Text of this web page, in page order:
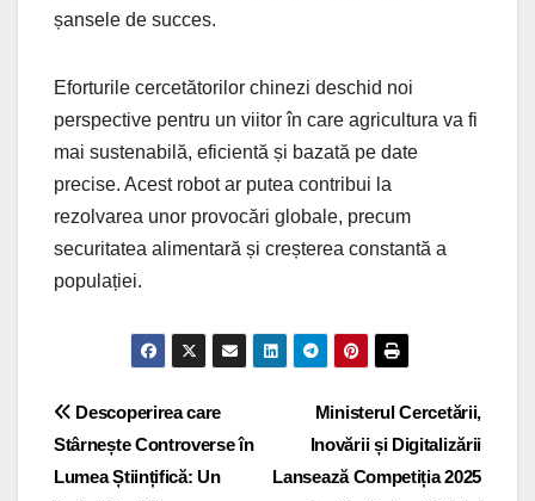
șansele de succes.
Eforturile cercetătorilor chinezi deschid noi
perspective pentru un viitor în care agricultura va fi
mai sustenabilă, eficientă și bazată pe date
precise. Acest robot ar putea contribui la
rezolvarea unor provocări globale, precum
securitatea alimentară și creșterea constantă a
populației.
Navigare
în
Ministerul Cercetării,
Inovării și Digitalizării
Lansează Competiția 2025
Descoperirea care
Stârnește Controverse în
Lumea Științifică: Un